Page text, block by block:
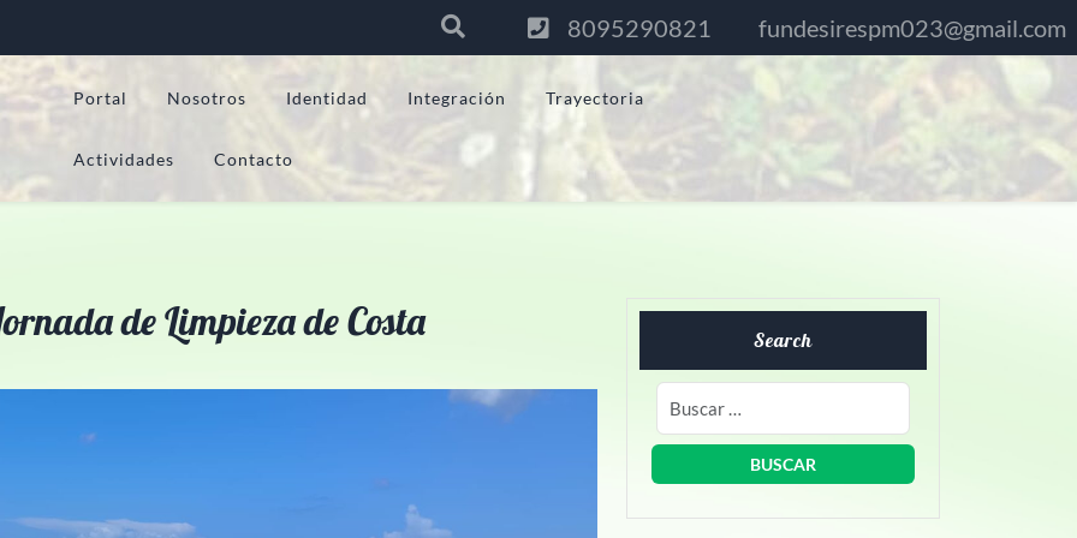
8095290821 fundesirespm023@gmail.com
Portal Nosotros Identidad Integración Trayectoria
Actividades Contacto
de Limpieza de Costa Search